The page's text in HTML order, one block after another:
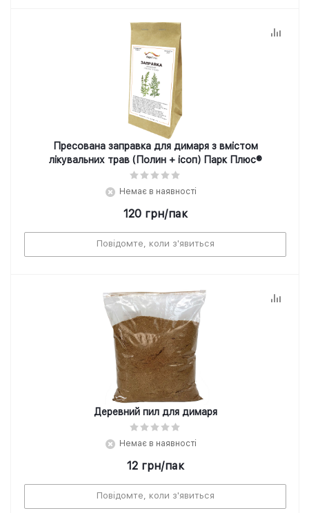
Пресована заправка для димаря з вмістом
лікувальних трав (Полин + ісоп) Парк Плюс®
Немає в наявності
120грн/пак
Повідомте, коли з'явиться
Деревний пил для димаря
Немає в наявності
12грн/пак
Повідомте, коли з'явиться